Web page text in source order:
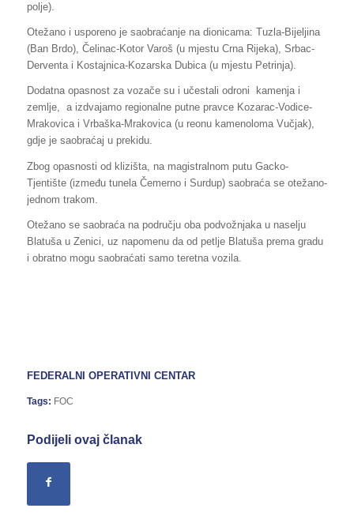
polje).
Otežano i usporeno je saobraćanje na dionicama: Tuzla-Bijeljina
(Ban Brdo), Čelinac-Kotor Varoš (u mjestu Crna Rijeka), Srbac-
Derventa i Kostajnica-Kozarska Dubica (u mjestu Petrinja).
Dodatna opasnost za vozače su i učestali odroni kamenja i
zemlje, a izdvajamo regionalne putne pravce Kozarac-Vodice-
Mrakovica i Vrbaška-Mrakovica (u reonu kamenoloma Vučjak),
gdje je saobraćaj u prekidu.
Zbog opasnosti od klizišta, na magistralnom putu Gacko-
Tjentište (između tunela Čemerno i Surdup) saobraća se otežano-
jednom trakom.
Otežano se saobraća na području oba podvožnjaka u naselju
Blatuša u Zenici, uz napomenu da od petlje Blatuša prema gradu
i obratno mogu saobraćati samo teretna vozila.
FEDERALNI OPERATIVNI CENTAR
Tags: FOC
Podijeli ovaj članak